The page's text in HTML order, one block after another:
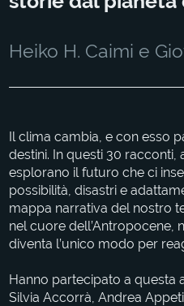
Heiko H. Caimi e
Il clima cambia, e con esso
destini. In questi 30
esplorano il futuro che ci
possibilità, disastri e
mappa narrativa del nostro
nel cuore dell’Antropocene,
diventa l’unico modo per
Hanno partecipato a questa
Silvia Accorrà, Andrea